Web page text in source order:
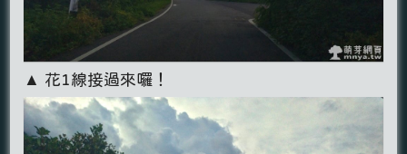
▲ 花1線接過來囉！